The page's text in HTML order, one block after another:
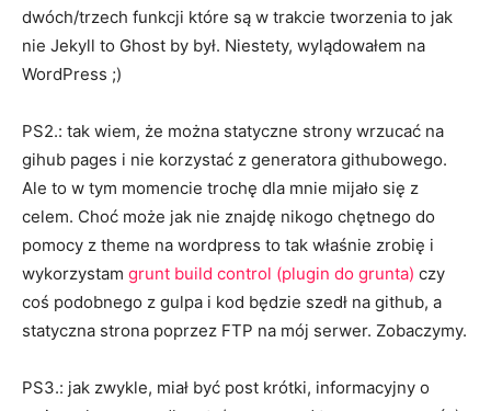
dwóch/trzech funkcji które są w trakcie tworzenia to jak
nie Jekyll to Ghost by był. Niestety, wylądowałem na
WordPress ;)
PS2.: tak wiem, że można statyczne strony wrzucać na
gihub pages i nie korzystać z generatora githubowego.
Ale to w tym momencie trochę dla mnie mijało się z
celem. Choć może jak nie znajdę nikogo chętnego do
pomocy z theme na wordpress to tak właśnie zrobię i
wykorzystam grunt build control (plugin do grunta) czy
coś podobnego z gulpa i kod będzie szedł na github, a
statyczna strona poprzez FTP na mój serwer. Zobaczymy.
PS3.: jak zwykle, miał być post krótki, informacyjny o